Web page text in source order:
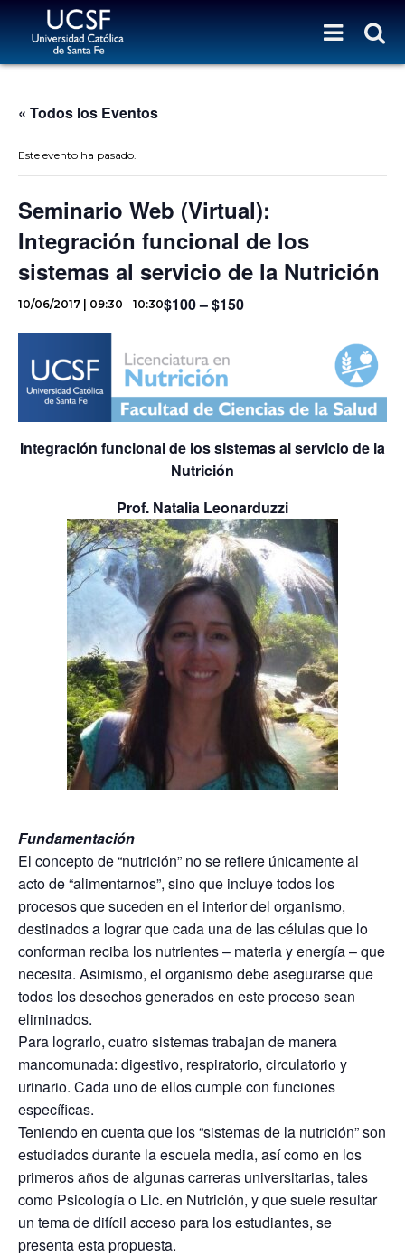
« Todos los Eventos
Este evento ha pasado.
Seminario Web (Virtual):
Integración funcional de los
sistemas al servicio de la Nutrición
10/06/2017 | 09:30 - 10:30$100 – $150
Integración funcional de los sistemas al servicio de la
Nutrición
Prof. Natalia Leonarduzzi
Fundamentación
El concepto de “nutrición” no se refiere únicamente al
acto de “alimentarnos”, sino que incluye todos los
procesos que suceden en el interior del organismo,
destinados a lograr que cada una de las células que lo
conforman reciba los nutrientes – materia y energía – que
necesita. Asimismo, el organismo debe asegurarse que
todos los desechos generados en este proceso sean
eliminados.
Para lograrlo, cuatro sistemas trabajan de manera
mancomunada: digestivo, respiratorio, circulatorio y
urinario. Cada uno de ellos cumple con funciones
específicas.
Teniendo en cuenta que los “sistemas de la nutrición” son
estudiados durante la escuela media, así como en los
primeros años de algunas carreras universitarias, tales
como Psicología o Lic. en Nutrición, y que suele resultar
un tema de difícil acceso para los estudiantes, se
presenta esta propuesta.